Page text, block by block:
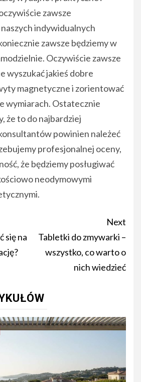
zawsze
indywidualnych
zawsze będziemy w
Oczywiście zawsze
wyszukać jakieś dobre
magnetyczne i zorientować
wymiarach. Ostatecznie
że to do najbardziej
powinien należeć
profesjonalnej oceny,
że będziemy posługiwać
neodymowymi
się na
Next
Tabletki do zmywarki –
wszystko, co warto o
nich wiedzieć